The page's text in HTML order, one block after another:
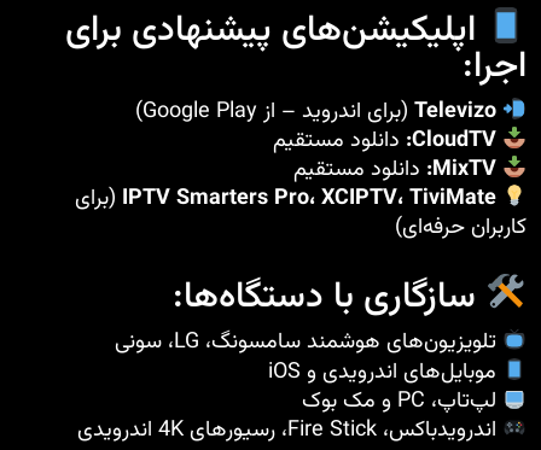
اپلیکیشن‌های پیشنهادی برای
اجرا:
Televizo
(برای اندروید – از Google Play)
CloudTV:
دانلود مستقیم
MixTV:
دانلود مستقیم
IPTV Smarters Pro، XCIPTV، TiviMate
(برای
کاربران حرفه‌ای)
سازگاری با دستگاه‌ها:
تلویزیون‌های هوشمند سامسونگ، LG، سونی
موبایل‌های اندرویدی و iOS
لپ‌تاپ، PC و مک بوک
اندرویدباکس، Fire Stick، رسیورهای 4K اندرویدی